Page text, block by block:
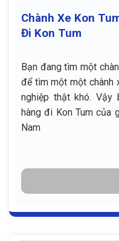
Chành Xe Kon
Đi Kon Tum
Bạn đang tìm một
để tìm một một chành
nghiệp thật khó. Vậy
hàng đi Kon Tum của
Nam